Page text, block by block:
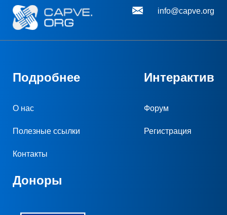
info@capve.org
Подробнее
О нас
Полезные ссылки
Контакты
Интерактив
Форум
Регистрация
Доноры